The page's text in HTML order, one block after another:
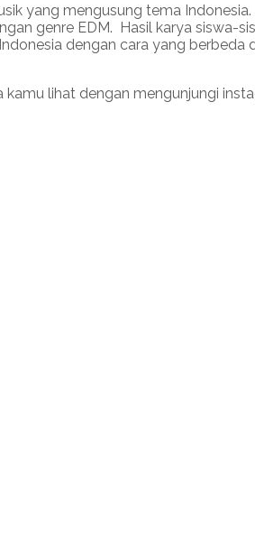
yang mengusung tema
genre EDM. Hasil karya siswa-
dengan cara yang berbeda
lihat dengan mengunjungi